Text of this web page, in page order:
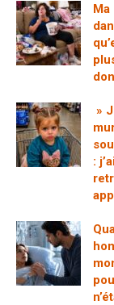
»
: